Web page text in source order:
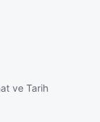
ve Tarih